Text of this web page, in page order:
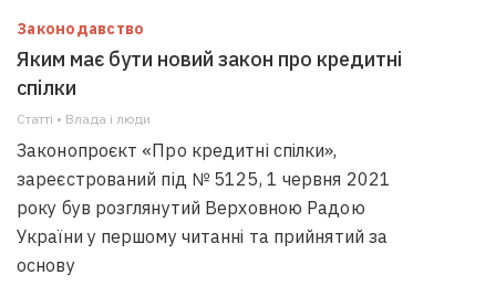
Законодавство
Яким має бути новий закон про кредитні
спілки
Статті • Влада i люди
Законопроєкт «Про кредитні спілки»,
зареєстрований під № 5125, 1 червня 2021
року був розглянутий Верховною Радою
України у першому читанні та прийнятий за
основу